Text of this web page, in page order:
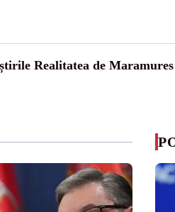
Realitatea de Maramures